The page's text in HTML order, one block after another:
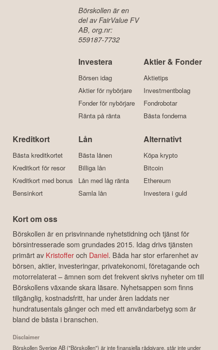
Börskollen är en
del av FairValue FV
AB, org.nr:
559187-7732
Investera
Börsen idag
Aktier för nybörjare
Fonder för nybörjare
Ränta på ränta
Aktier & Fonder
Aktietips
Investmentbolag
Fondrobotar
Bästa fonderna
Kreditkort
Bästa kreditkortet
Kreditkort för resor
Kreditkort med bonus
Bensinkort
Lån
Bästa lånen
Billiga lån
Lån med låg ränta
Samla lån
Alternativt
Köpa krypto
Bitcoin
Ethereum
Investera i guld
Kort om oss
Börskollen är en prisvinnande nyhetstidning och tjänst för
börsintresserade som grundades 2015. Idag drivs tjänsten
primärt av Kristofferoch Daniel. Båda har stor erfarenhet av
börsen, aktier, investeringar, privatekonomi, företagande och
motorrelaterat – ämnen som det frekvent skrivs nyheter om till
Börskollens växande skara läsare. Nyhetsappen som finns
tillgänglig, kostnadsfritt, har under åren laddats ner
hundratusentals gånger och med ett användarbetyg som är
bland de bästa i branschen.
Disclaimer
Börskollen Sverige AB ("Börskollen") är inte finansiella rådgivare, står inte under